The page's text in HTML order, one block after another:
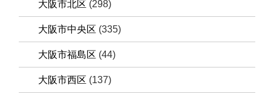
大阪市北区 (298)
大阪市中央区 (335)
大阪市福島区 (44)
大阪市西区 (137)